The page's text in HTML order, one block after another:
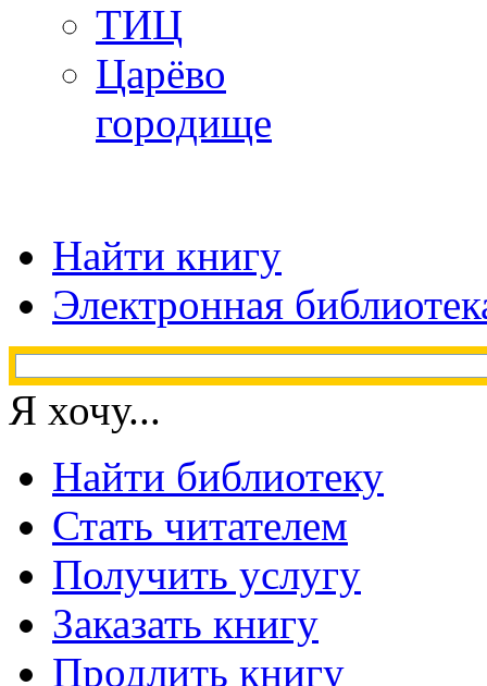
ТИЦ
Царёво
городище
Найти книгу
Электронная
Я хочу...
Найти библиотеку
Стать читателем
Получить услугу
Заказать книгу
Продлить книгу